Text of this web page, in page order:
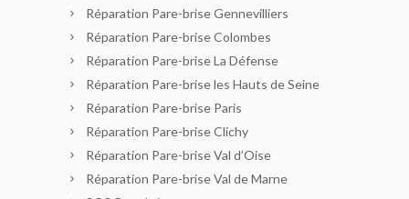
Réparation Pare-brise Gennevilliers
Réparation Pare-brise Colombes
Réparation Pare-brise La Défense
Réparation Pare-brise les Hauts de Seine
Réparation Pare-brise Paris
Réparation Pare-brise Clichy
Réparation Pare-brise Val d’Oise
Réparation Pare-brise Val de Marne